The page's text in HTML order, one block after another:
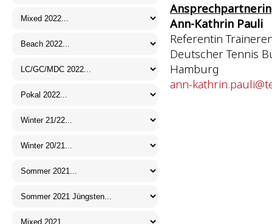
Ansprechpartnerin
Ann-Kathrin Pauli
Referentin
Deutscher Tennis
Hamburg
ann-